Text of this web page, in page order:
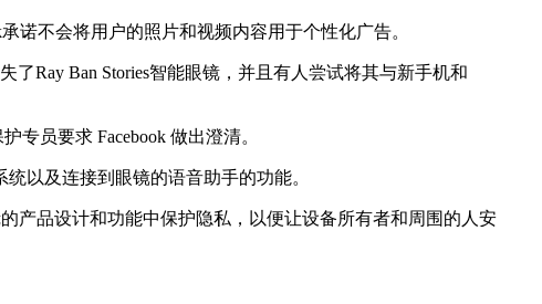
诺不会将用户的照片和视频内容用于个性化广告。
Ray Ban Stories智能眼镜，并且有人尝试将其与新手机和
员要求 Facebook 做出澄清。
以及连接到眼镜的语音助手的功能。
产品设计和功能中保护隐私，以便让设备所有者和周围的人安